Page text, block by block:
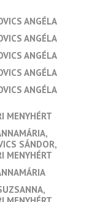
ANGÉLA
ANGÉLA
ANGÉLA
ANGÉLA
ANGÉLA
MENYHÉRT
SÁNDOR
MENYHÉRT